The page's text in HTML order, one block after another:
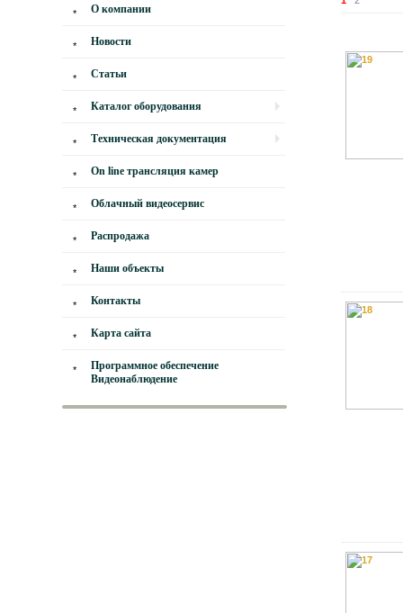
О компании
Новости
Статьи
Каталог оборудования
Техническая документация
On line трансляция камер
Облачный видеосервис
Распродажа
Наши объекты
Контакты
Карта сайта
Программное обеспечение
Видеонаблюдение